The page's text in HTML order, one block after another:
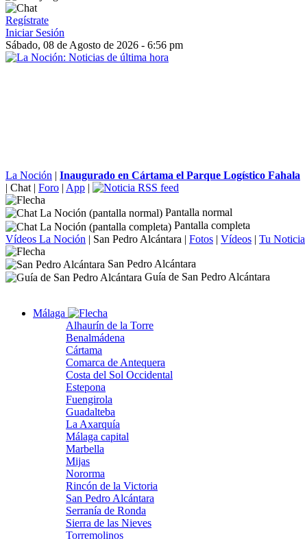
Regístrate
Iniciar Sesión
Sábado, 08 de Agosto de 2026 - 6:56 pm
La Noción | Inaugurado en Cártama el Parque Logístico Fahala
| Chat | Foro | App |
Pantalla normal
Pantalla completa
Vídeos La Noción | San Pedro Alcántara | Fotos | Vídeos | Tu Noticia
San Pedro Alcántara
Guía de San Pedro Alcántara
Málaga
Alhaurín de la Torre
Benalmádena
Cártama
Comarca de Antequera
Costa del Sol Occidental
Estepona
Fuengirola
Guadalteba
La Axarquía
Málaga capital
Marbella
Mijas
Nororma
Rincón de la Victoria
San Pedro Alcántara
Serranía de Ronda
Sierra de las Nieves
Torremolinos